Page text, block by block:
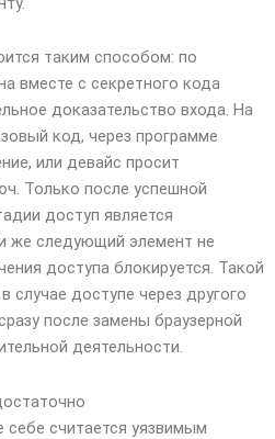
таким способом: по
вместе с секретного кода
доказательство входа. На
код, через программе
или девайс просит
Только после успешной
доступ является
же следующий элемент не
доступа блокируется. Такой
случае доступе через другого
после замены браузерной
деятельности.
считается уязвимым